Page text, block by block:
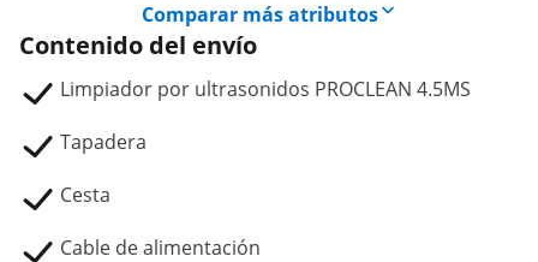
Comparar más atributos
Contenido del envío
Limpiador por ultrasonidos PROCLEAN 4.5MS
Tapadera
Cesta
Cable de alimentación